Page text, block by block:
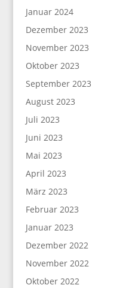
Januar 2024
Dezember 2023
November 2023
Oktober 2023
September 2023
August 2023
Juli 2023
Juni 2023
Mai 2023
April 2023
März 2023
Februar 2023
Januar 2023
Dezember 2022
November 2022
Oktober 2022